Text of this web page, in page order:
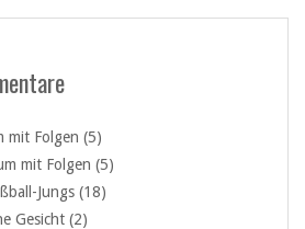
mit Folgen (5)
mit Folgen (5)
Jungs (18)
Gesicht (2)